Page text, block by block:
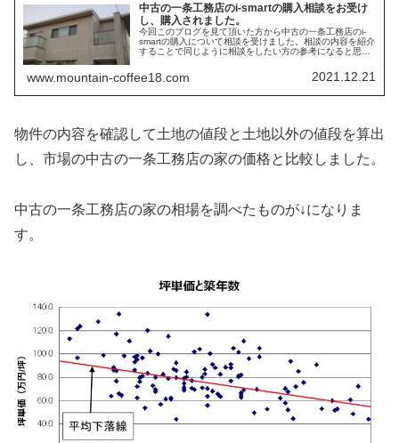
中古の一条工務店のi-smartの購入相談をお受け
し、購入されました。
今回このブログを見て頂いた方から中古の一条工務店のi-
smartの購入について相談を受けました。相談の内容を紹介
することで同じように相談をしたい方の参考になると思い
www.mountain-coffee18.com 2021.12.21
物件の内容を確認して土地の値段と土地以外の値段を算出
し、市場の中古の一条工務店の家の価格と比較しました。
中古の一条工務店の家の相場を調べたものが↓になりま
す。